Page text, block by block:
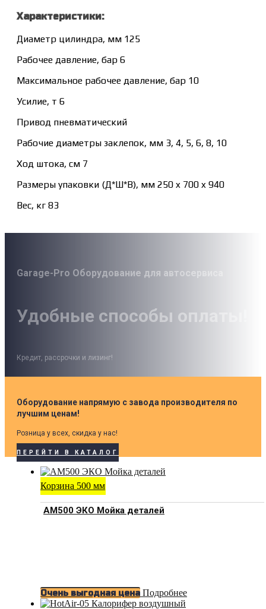
Характеристики:
Диаметр цилиндра, мм 125
Рабочее давление, бар 6
Максимальное рабочее давление, бар 10
Усилие, т 6
Привод пневматический
Рабочие диаметры заклепок, мм 3, 4, 5, 6, 8, 10
Ход штока, см 7
Размеры упаковки (Д*Ш*В), мм 250 x 700 x 940
Вес, кг 83
Garage-Pro Оборудование для автосервиса
Удобные способы оплаты!
Кредит, рассрочки и лизинг!
Оборудование напрямую с завода производителя по
лучшим ценам!
Розница у всех, скидка у нас!
ПЕРЕЙТИ В КАТАЛОГ
Корзина 500 мм
АМ500 ЭКО Мойка деталей
Очень выгодная цена Подробнее